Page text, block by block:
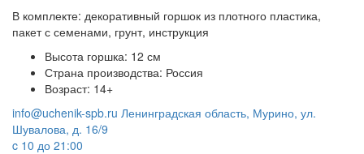
В комплекте: декоративный горшок из плотного пластика,
пакет с семенами, грунт, инструкция
Высота горшка: 12 см
Страна производства: Россия
Возраст: 14+
info@uchenik-spb.ru Ленинградская область, Мурино, ул.
Шувалова, д. 16/9
c 10 до 21:00